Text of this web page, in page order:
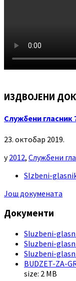
ИЗДВОЈЕНИ
Службени гласник
23. октобар 2019.
у2012, Службени
Slzbeni-
Још докумената
Документи
Sluzbeni-
Sluzbeni-
Sluzbeni-
BUDZET-ZA-
size: 2 MB